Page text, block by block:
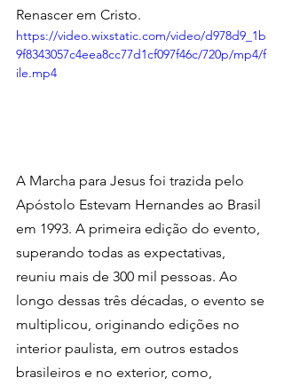
Renascer em Cristo.
https://video.wixstatic.com/video/d978d9_1b
9f8343057c4eea8cc77d1cf097f46c/720p/mp4/f
ile.mp4
A Marcha para Jesus foi trazida pelo
Apóstolo Estevam Hernandes ao Brasil
em 1993. A primeira edição do evento,
superando todas as expectativas,
reuniu mais de 300 mil pessoas. Ao
longo dessas três décadas, o evento se
multiplicou, originando edições no
interior paulista, em outros estados
brasileiros e no exterior, como,